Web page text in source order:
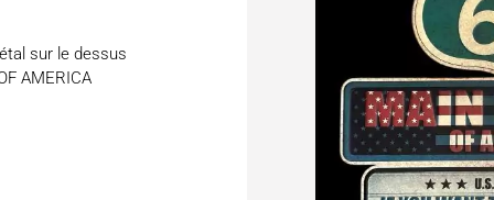
sur le dessus
AMERICA